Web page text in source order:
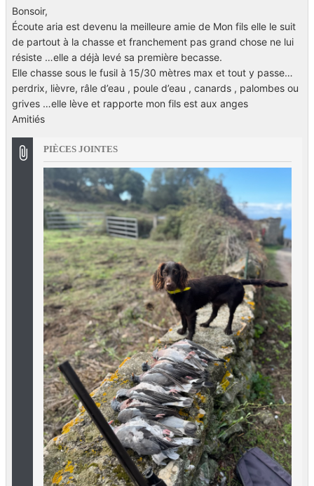
Bonsoir,
Écoute aria est devenu la meilleure amie de Mon fils elle le suit
de partout à la chasse et franchement pas grand chose ne lui
résiste …elle a déjà levé sa première becasse.
Elle chasse sous le fusil à 15/30 mètres max et tout y passe…
perdrix, lièvre, râle d’eau , poule d’eau , canards , palombes ou
grives …elle lève et rapporte mon fils est aux anges
Amitiés
PIÈCES JOINTES